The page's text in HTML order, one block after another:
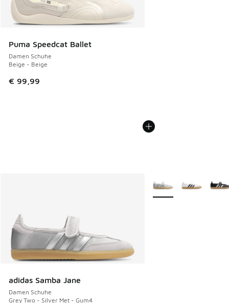
Puma Speedcat Ballet
Damen Schuhe
Beige - Beige
€ 99,99
adidas Samba Jane
Damen Schuhe
Grey Two - Silver Met - Gum4
Weitere Farben